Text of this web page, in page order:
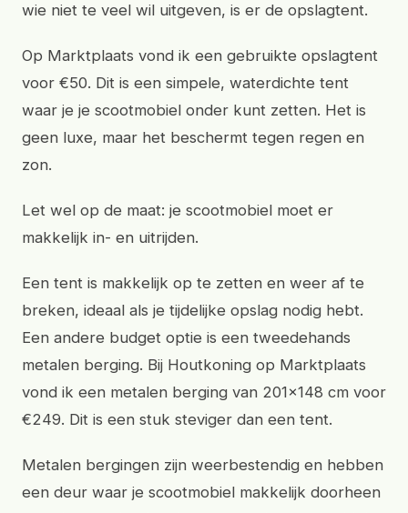
wie niet te veel wil uitgeven, is er de opslagtent.
Op Marktplaats vond ik een gebruikte opslagtent
voor €50. Dit is een simpele, waterdichte tent
waar je je scootmobiel onder kunt zetten. Het is
geen luxe, maar het beschermt tegen regen en
zon.
Let wel op de maat: je scootmobiel moet er
makkelijk in- en uitrijden.
Een tent is makkelijk op te zetten en weer af te
breken, ideaal als je tijdelijke opslag nodig hebt.
Een andere budget optie is een tweedehands
metalen berging. Bij Houtkoning op Marktplaats
vond ik een metalen berging van 201x148 cm voor
€249. Dit is een stuk steviger dan een tent.
Metalen bergingen zijn weerbestendig en hebben
een deur waar je scootmobiel makkelijk doorheen